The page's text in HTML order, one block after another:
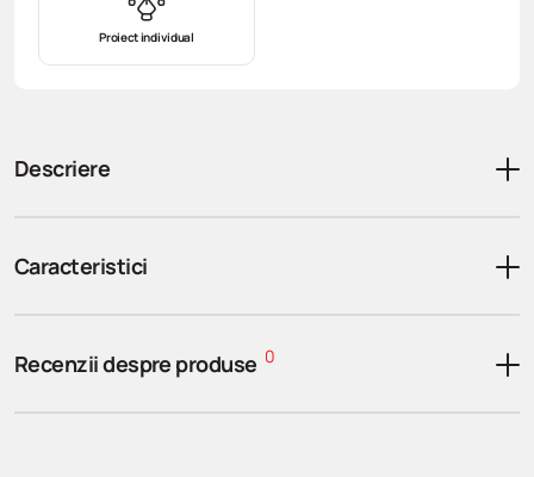
Proiect individual
Descriere
Caracteristici
Recenzii despre produse 0